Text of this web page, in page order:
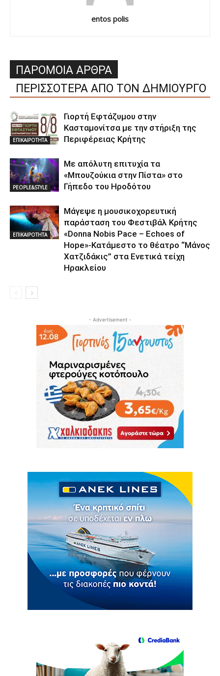
entos polis
ΠΑΡΟΜΟΙΑ ΑΡΘΡΑ
ΠΕΡΙΣΣΟΤΕΡΑ ΑΠΟ ΤΟΝ ΔΗΜΙΟΥΡΓΟ
ΕΠΙΚΑΙΡΟΤΗΤΑ
Γιορτή Εφτάζυμου στην
Κασταμονίτσα με την στήριξη της
Περιφέρειας Κρήτης
PEOPLE&STYLE
Με απόλυτη επιτυχία τα
«Μπουζούκια στην Πίστα» στο
Γήπεδο του Ηροδότου
ΕΠΙΚΑΙΡΟΤΗΤΑ
Μάγεψε η μουσικοχορευτική
παράσταση του Φεστιβάλ Κρήτης
«Donna Nobis Pace – Echoes of
Hope»-Κατάμεστο το θέατρο “Μάνος
Χατζιδάκις” στα Ενετικά τείχη
Ηρακλείου
- Advertisement -